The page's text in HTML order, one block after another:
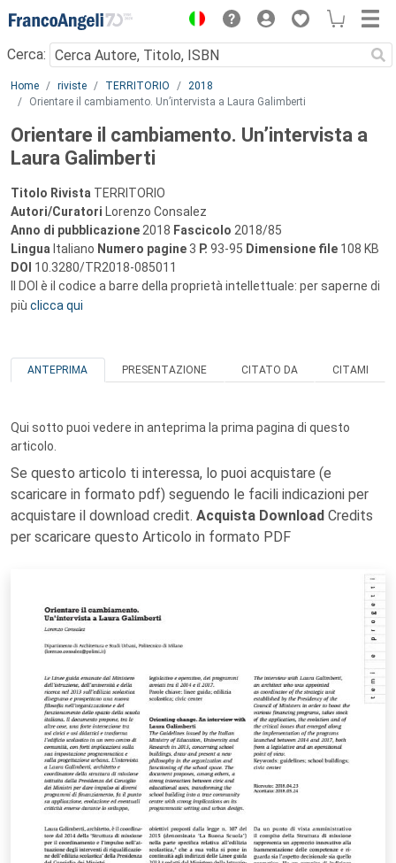
Menu
Cerca:
Main content
Home riviste TERRITORIO
2018
Orientare il cambiamento. Un’intervista a Laura Galimberti
Orientare il cambiamento. Un’intervista a
Laura Galimberti
Titolo Rivista TERRITORIO
Autori/Curatori Lorenzo Consalez
Anno di pubblicazione 2018 Fascicolo 2018/85
Lingua Italiano Numero pagine 3 P. 93-95 Dimensione file 108 KB
DOI 10.3280/TR2018-085011
Il DOI è il codice a barre della proprietà intellettuale: per saperne di
più clicca qui
ANTEPRIMA PRESENTAZIONE CITATO DA CITAMI
Qui sotto puoi vedere in anteprima la prima pagina di questo
articolo.
Se questo articolo ti interessa, lo puoi acquistare (e
scaricare in formato pdf) seguendo le facili indicazioni per
acquistare il download credit. Acquista Download Credits
per scaricare questo Articolo in formato PDF